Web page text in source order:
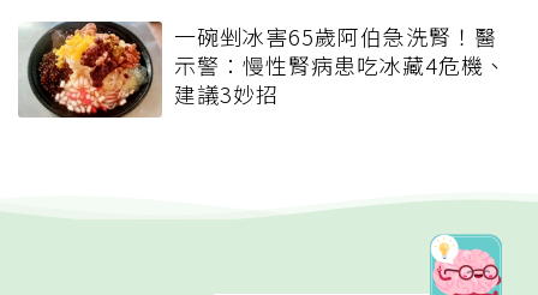
一碗剉冰害65歲阿伯急洗腎！醫
示警：慢性腎病患吃冰藏4危機、
建議3妙招